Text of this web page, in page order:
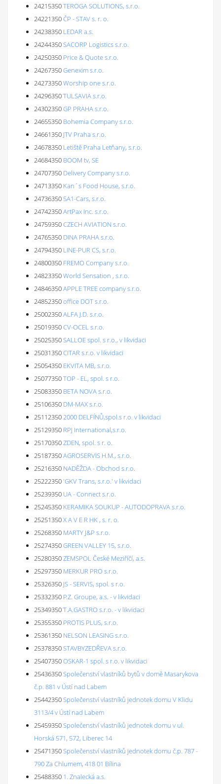
24215350TEROGA SOLUTIONS, s.r.o.
24221350ČP - STAV s. r. o.
24238350 LEDAR a.s.
24244350SACORP Logistics s.r.o.
24250350 Price & Quote s.r.o.
24267350Genexim s.r.o.
24273350Worship one s.r.o.
24296350TULSAVIA s.r.o.
24302350GP PRAHA s.r.o.
24655350 Bohemia Company s.r.o.
24661350 JTV Praha s.r.o.
24678350 Letiště Praha Letňany, s.r.o.
24684350 BOOM tv, SE
24707350 Delivery Company s.r.o.
24713350 Kan´s Food House, s.r.o.
24736350 5A1-Cars, s.r.o.
24742350ArtPax Inc. s.r.o.
24759350CZECH AVIATION s.r.o.
24765350 DINA PRAHA s.r.o.
24794350 LINE-PUR CS, s.r.o.
24800350 FREMO Company s.r.o.
24823350World Sensation , s.r.o.
24846350APPLE TREE company s.r.o.
24852350office DOT s.r.o.
25002350ALFA J.D. s.r.o.
25019350CV-OCEL s.r.o.
25025350SALLOE spol. s r.o., v likvidaci
25031350CITAR s.r.o. v likvidaci
25054350 EKVITA MB, s.r.o.
25077350TOP - EL, spol. s r.o.
25083350 BETA NOVA s.r.o.
25106350 DM-MAX s.r.o.
251123502000 DELFÍNŮ,spol.s r.o. v likvidaci
25129350 RPJ International,s.r.o.
25170350ZDEN, spol. s r. o.
25187350AGROSERVIS H.M., s.r.o.
25216350 NADĚŽDA - Obchod s.r.o.
25222350'GKV Trans, s.r.o.' v likvidaci
25239350 UA - Connect s.r.o.
25245350 KERAMIKA SOUKUP - AUTODOPRAVA s.r.o.
25251350X A V E R HK , s. r. o.
25268350 MARTY J&P s.r.o.
25274350GREEN VALLEY 15, s.r.o.
25280350ZEMSPOL České Meziříčí, a.s.
25297350 MERKUR PRO s.r.o.
25326350 JS - SERVIS, spol. s r.o.
25332350 P.Z. Groupe, a.s. - v likvidaci
25349350T.A.GASTRO s.r.o. - v likvidaci
25355350 PROTIS PLUS, s.r.o.
25361350 NELSON LEASING s.r.o.
25378350STAVBYZEDŘEVA s.r.o.
25407350OSKAR-1 spol. s r.o. v likvidaci
25436350Společenství vlastníků bytů v domě Masarykova
č.p. 881 v Ústí nad Labem
25442350Společenství vlastníků jednotek domu V Klidu
3113/4 v Ústí nad Labem
25459350Společenství vlastníků jednotek domu v ul.
Horská 571, 572, Liberec 14
25471350Společenství vlastníků jednotek domu č.p. 787 -
790 Za Chlumem, 418 01 Bílina
25488350 1. Znalecká a.s.